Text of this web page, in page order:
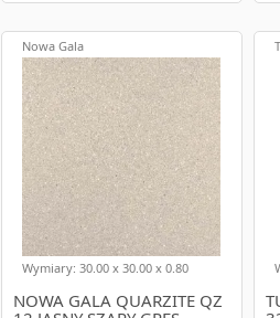
Jeśli szukasz idealnych płytek na
wykonane z najlepszych
ofertą i życzymy udanych zakupów!
NOWA GALA QUARZITE QZ
Wymiary: 30.00 x 30.00 x 0.80
Nowa Gala